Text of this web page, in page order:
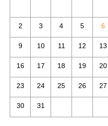
2 3 4 5 6
9 10 11 12 13
16 17 18 19 20
23 24 25 26 27
30 31